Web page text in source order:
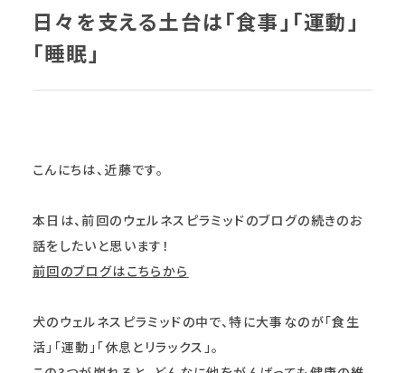
日々を支える土台は「食事」「運動」
「睡眠」
こんにちは、近藤です。
本日は、前回のウェルネスピラミッドのブログの続きのお
話をしたいと思います！
前回のブログはこちらから
犬のウェルネスピラミッドの中で、特に大事なのが「食生
活」「運動」「休息とリラックス」。